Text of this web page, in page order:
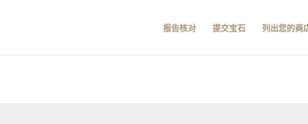
报告核对 提交宝石 列出您的商